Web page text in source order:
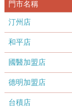
門市名稱
汀州店
和平店
國醫加盟店
德明加盟店
台積店